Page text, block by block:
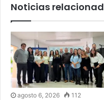
Noticias
agosto 6, 2026 112